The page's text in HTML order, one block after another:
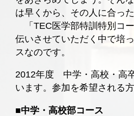
は早くから、その人に合っ
「TEC医学部特訓特別コ
伝いさせていただく中で培
スなのです。
2012年度 中学・高校・高
います。参加を希望される
■中学・高校部コース